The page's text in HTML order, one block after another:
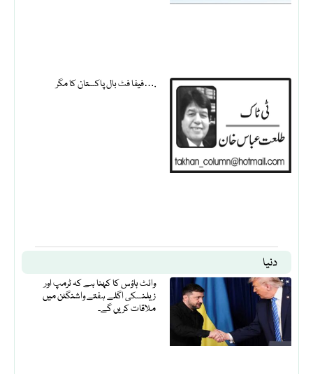
فیفا فٹ بال پاکستان کا مگر….
دنیا
وائٹ ہاؤس کا کہنا ہے کہ ٹرمپ اور
زیلنسکی اگلے ہفتے واشنگٹن میں
ملاقات کریں گے۔